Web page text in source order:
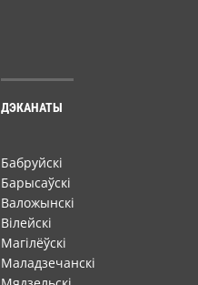
ДЭКАНАТЫ
Бабруйскі
Барысаўскі
Валожынскі
Вілейскі
Магілёўскі
Маладзечанскі